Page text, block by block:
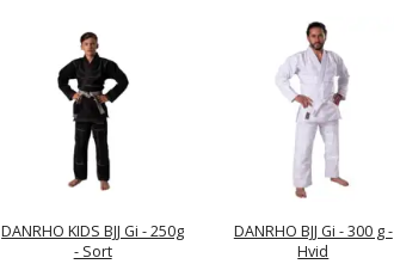
DANRHO KIDS BJJ Gi - 250g
- Sort
DANRHO BJJ Gi - 300 g -
Hvid